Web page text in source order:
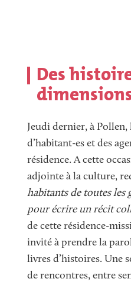
Des
Jeudi dernier, à
d’habitant-es et des
résidence. A cette
adjointe à la culture,
habitants de toutes les
pour écrire un récit
de cette résidence-
invité à prendre la
livres d’histoires. Une
de rencontres, entre